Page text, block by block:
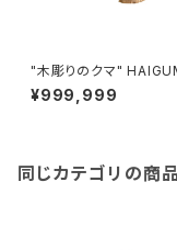
"木彫りのクマ"
de in HOKKAIDO (エ
¥999,999
同じカテゴリの商品